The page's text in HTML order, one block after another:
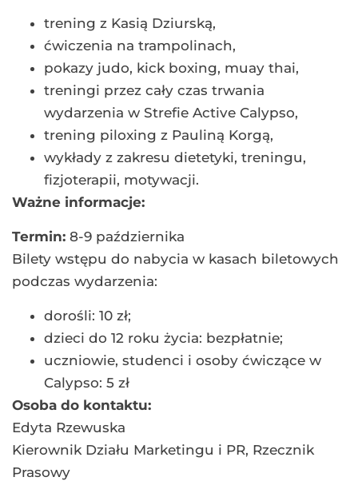
trening z Kasią Dziurską,
ćwiczenia na trampolinach,
pokazy judo, kick boxing, muay thai,
treningi przez cały czas trwania
wydarzenia w Strefie Active Calypso,
trening piloxing z Pauliną Korgą,
wykłady z zakresu dietetyki, treningu,
fizjoterapii, motywacji.
Ważne informacje:
Termin: 8-9 października
Bilety wstępu do nabycia w kasach biletowych
podczas wydarzenia:
dorośli: 10 zł;
dzieci do 12 roku życia: bezpłatnie;
uczniowie, studenci i osoby ćwiczące w
Calypso: 5 zł
Osoba do kontaktu:
Edyta Rzewuska
Kierownik Działu Marketingu i PR, Rzecznik
Prasowy